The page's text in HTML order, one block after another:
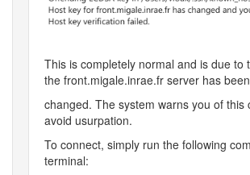
This is completely normal and is due to
the front.migale.inrae.fr server has been
changed. The system warns you of this
avoid usurpation.
To connect, simply run the following
terminal: